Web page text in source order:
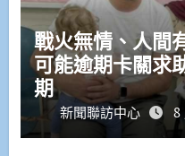
戰火無情、人
可能逾期卡關求
期
新聞聯訪中心 8